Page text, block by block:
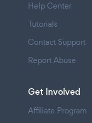
Help Center
Tutorials
Contact Support
Report Abuse
Get Involved
Affiliate Program